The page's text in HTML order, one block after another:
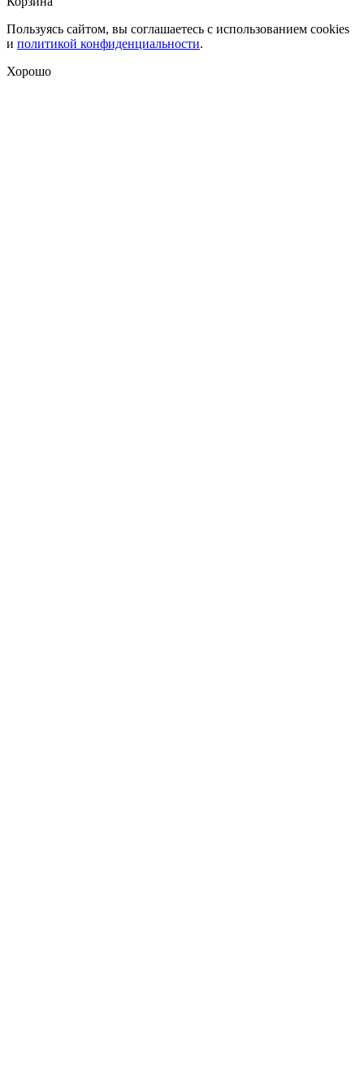
Пользуясь сайтом, вы соглашаетесь с использованием cookies
и политикой конфиденциальности.
Хорошо